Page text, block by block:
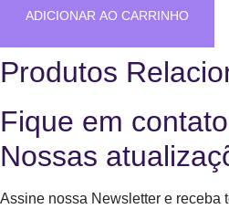
ADICIONAR AO CARRINHO
Produtos
Fique em
Nossas
Assine nossa Newsletter e receba